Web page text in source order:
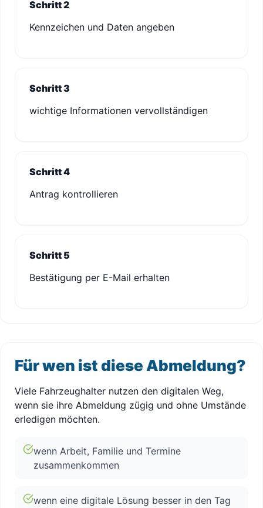
Schritt 2
Kennzeichen und Daten angeben
Schritt 3
wichtige Informationen vervollständigen
Schritt 4
Antrag kontrollieren
Schritt 5
Bestätigung per E-Mail erhalten
Für wen ist diese Abmeldung?
Viele Fahrzeughalter nutzen den digitalen Weg,
wenn sie ihre Abmeldung zügig und ohne Umstände
erledigen möchten.
wenn Arbeit, Familie und Termine
zusammenkommen
wenn eine digitale Lösung besser in den Tag